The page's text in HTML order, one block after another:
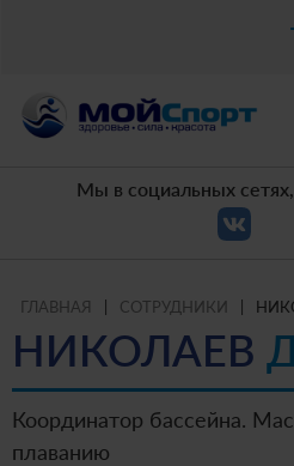
Мы в социальных
ГЛАВНАЯ СОТРУДНИКИ
НИКОЛАЕВ
Координатор бассейна.
плаванию